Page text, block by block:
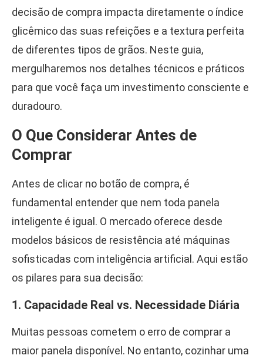
decisão de compra impacta diretamente o índice
glicêmico das suas refeições e a textura perfeita
de diferentes tipos de grãos. Neste guia,
mergulharemos nos detalhes técnicos e práticos
para que você faça um investimento consciente e
duradouro.
O Que Considerar Antes de
Comprar
Antes de clicar no botão de compra, é
fundamental entender que nem toda panela
inteligente é igual. O mercado oferece desde
modelos básicos de resistência até máquinas
sofisticadas com inteligência artificial. Aqui estão
os pilares para sua decisão:
1. Capacidade Real vs. Necessidade Diária
Muitas pessoas cometem o erro de comprar a
maior panela disponível. No entanto, cozinhar uma